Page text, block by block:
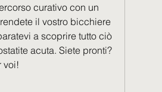
curativo con un
il vostro bicchiere
a scoprire tutto ciò
acuta. Siete pronti?
voi!